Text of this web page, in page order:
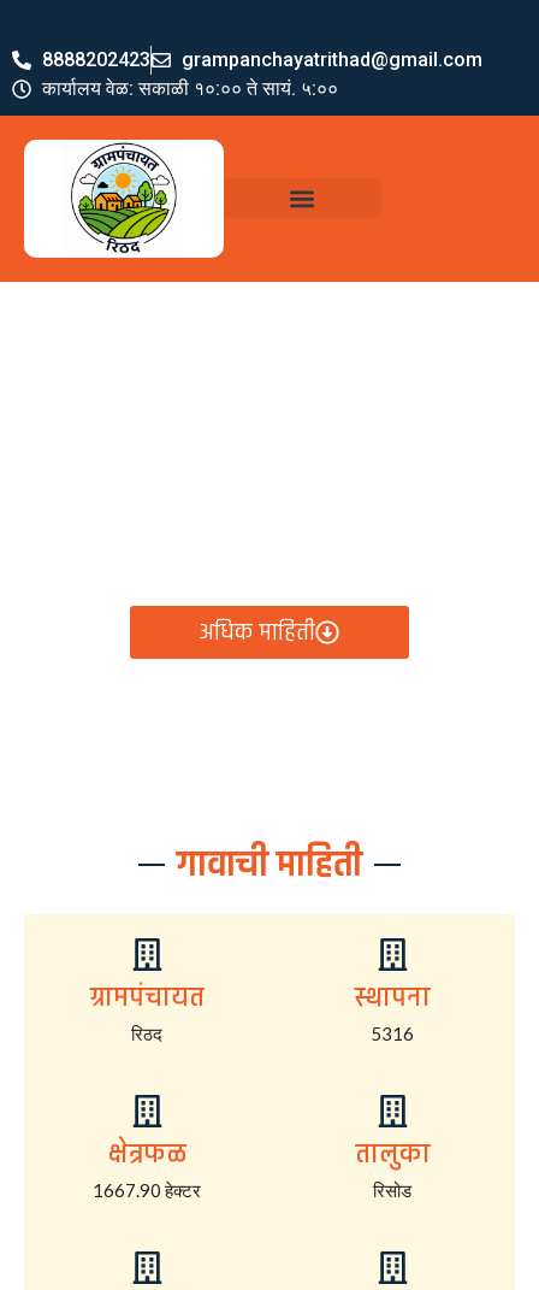
8888202423
grampanchayatrithad@gmail.com
कार्यालय वेळ: सकाळी १०:०० ते सायं. ५:००
अधिक माहिती
गावाची माहिती
ग्रामपंचायत
रिठद
स्थापना
5316
क्षेत्रफळ
1667.90 हेक्टर
तालुका
रिसोड